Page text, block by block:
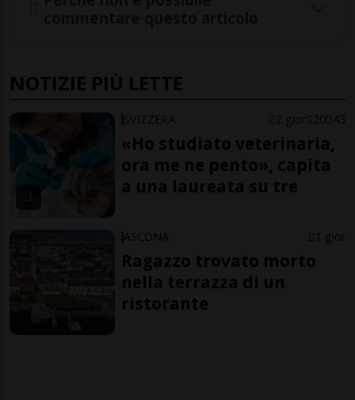
NOTIZIE PIÙ LETTE
SVIZZERA 2 gior 20 43
«Ho studiato veterinaria,
ora me ne pento», capita
a una laureata su tre
ASCONA 1 gior
Ragazzo trovato morto
nella terrazza di un
ristorante